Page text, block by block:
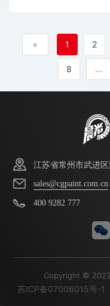
« 1 2
8 ...
江苏省常州市武进
sales@cgpaint.com.cn
400 9282 777
Copyright © 2022
苏ICP备07006015号-1